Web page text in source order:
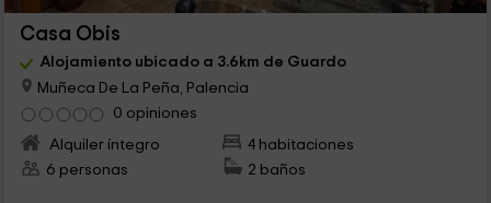
Casa Obis
Alojamiento ubicado a 3.6km de Guardo
Muñeca De La Peña, Palencia
0 opiniones
Alquiler íntegro
4 habitaciones
6 personas
2 baños